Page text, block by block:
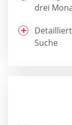
drei
Suche